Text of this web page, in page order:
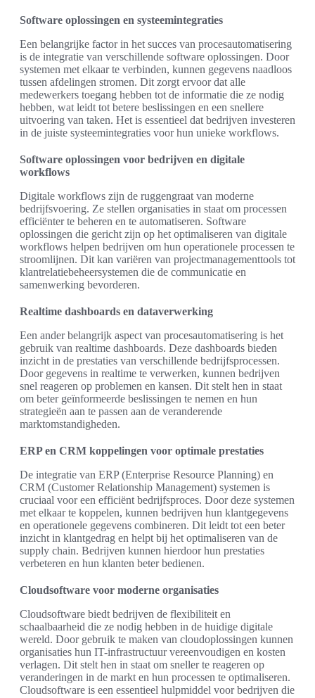
Software oplossingen en systeemintegraties
Een belangrijke factor in het succes van procesautomatisering
is de integratie van verschillende software oplossingen. Door
systemen met elkaar te verbinden, kunnen gegevens naadloos
tussen afdelingen stromen. Dit zorgt ervoor dat alle
medewerkers toegang hebben tot de informatie die ze nodig
hebben, wat leidt tot betere beslissingen en een snellere
uitvoering van taken. Het is essentieel dat bedrijven investeren
in de juiste systeemintegraties voor hun unieke workflows.
Software oplossingen voor bedrijven en digitale
workflows
Digitale workflows zijn de ruggengraat van moderne
bedrijfsvoering. Ze stellen organisaties in staat om processen
efficiënter te beheren en te automatiseren. Software
oplossingen die gericht zijn op het optimaliseren van digitale
workflows helpen bedrijven om hun operationele processen te
stroomlijnen. Dit kan variëren van projectmanagementtools tot
klantrelatiebeheersystemen die de communicatie en
samenwerking bevorderen.
Realtime dashboards en dataverwerking
Een ander belangrijk aspect van procesautomatisering is het
gebruik van realtime dashboards. Deze dashboards bieden
inzicht in de prestaties van verschillende bedrijfsprocessen.
Door gegevens in realtime te verwerken, kunnen bedrijven
snel reageren op problemen en kansen. Dit stelt hen in staat
om beter geïnformeerde beslissingen te nemen en hun
strategieën aan te passen aan de veranderende
marktomstandigheden.
ERP en CRM koppelingen voor optimale prestaties
De integratie van ERP (Enterprise Resource Planning) en
CRM (Customer Relationship Management) systemen is
cruciaal voor een efficiënt bedrijfsproces. Door deze systemen
met elkaar te koppelen, kunnen bedrijven hun klantgegevens
en operationele gegevens combineren. Dit leidt tot een beter
inzicht in klantgedrag en helpt bij het optimaliseren van de
supply chain. Bedrijven kunnen hierdoor hun prestaties
verbeteren en hun klanten beter bedienen.
Cloudsoftware voor moderne organisaties
Cloudsoftware biedt bedrijven de flexibiliteit en
schaalbaarheid die ze nodig hebben in de huidige digitale
wereld. Door gebruik te maken van cloudoplossingen kunnen
organisaties hun IT-infrastructuur vereenvoudigen en kosten
verlagen. Dit stelt hen in staat om sneller te reageren op
veranderingen in de markt en hun processen te optimaliseren.
Cloudsoftware is een essentieel hulpmiddel voor bedrijven die